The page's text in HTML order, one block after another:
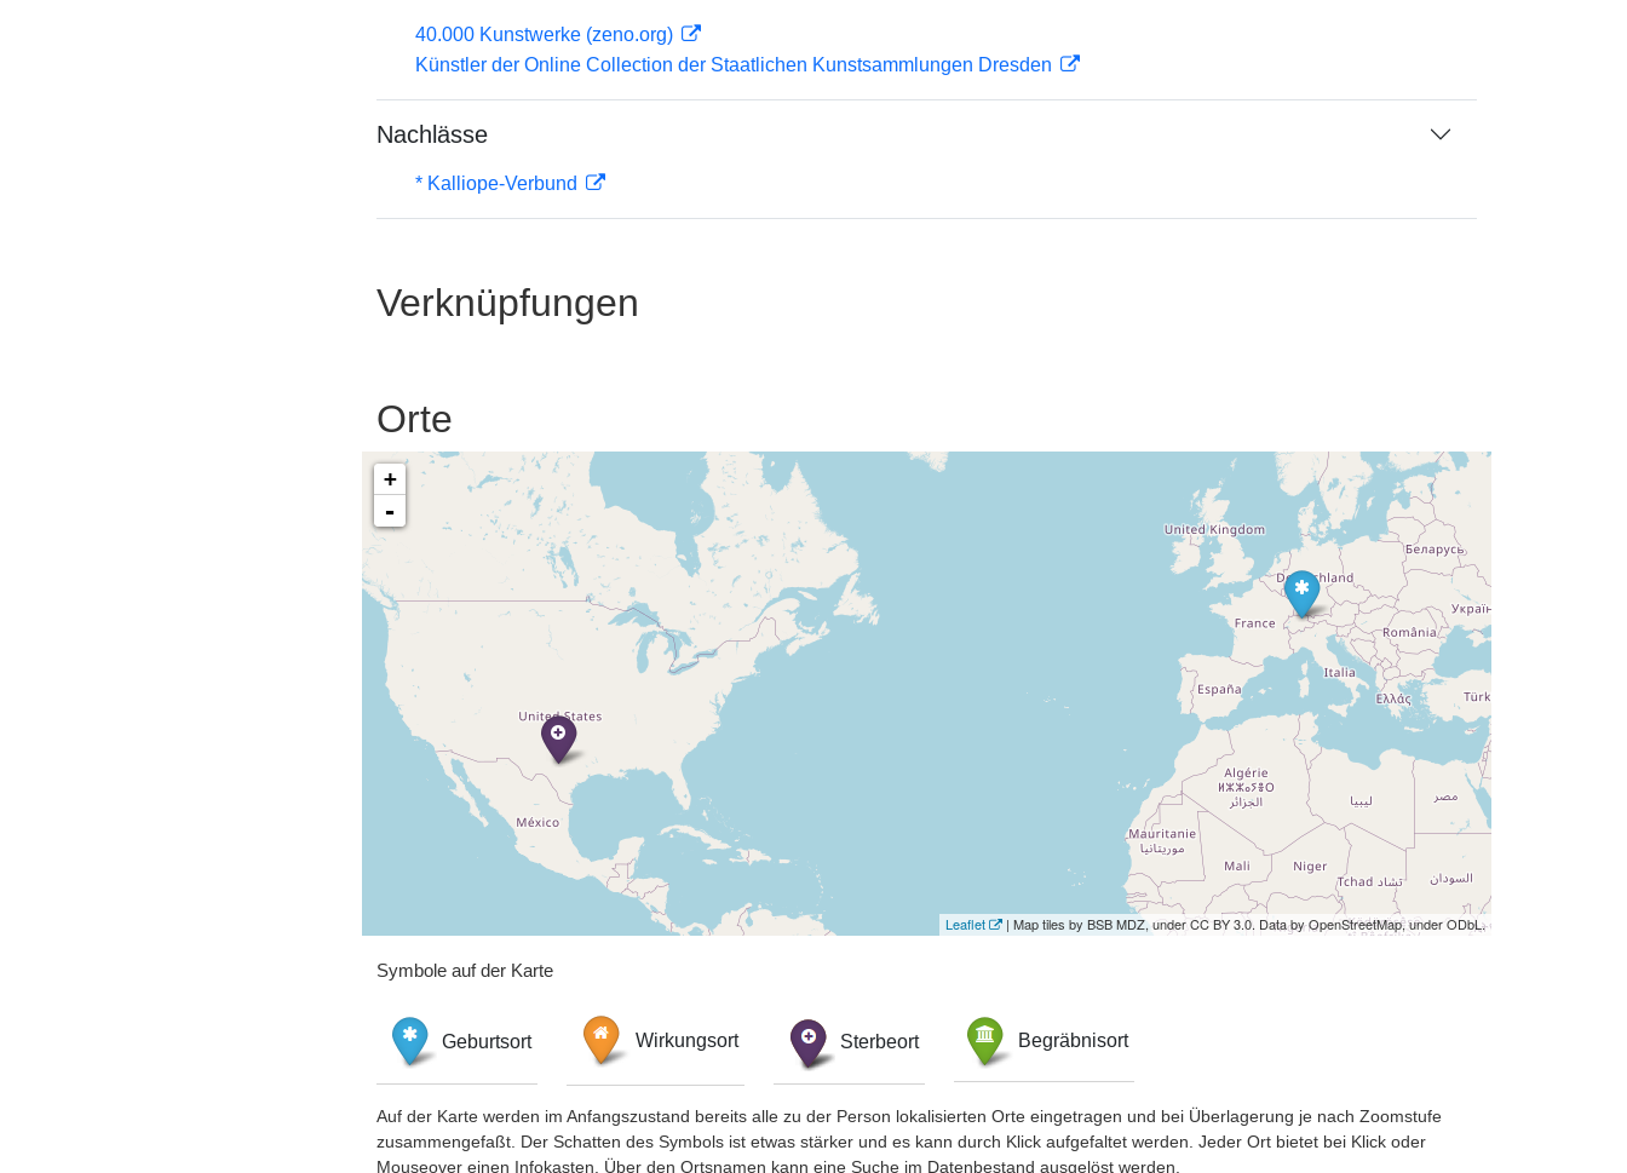
40.000 Kunstwerke (zeno.org)
Künstler der Online Collection der Staatlichen Kunstsammlungen Dresden
Nachlässe
* Kalliope-Verbund
Verknüpfungen
Orte
+
-
Leaflet | Map tiles by BSB MDZ, under CC BY 3.0. Data by OpenStreetMap, under ODbL.
Symbole auf der Karte
Geburtsort Wirkungsort Sterbeort Begräbnisort
Auf der Karte werden im Anfangszustand bereits alle zu der Person lokalisierten Orte eingetragen und bei Überlagerung je nach Zoomstufe
zusammengefaßt. Der Schatten des Symbols ist etwas stärker und es kann durch Klick aufgefaltet werden. Jeder Ort bietet bei Klick oder
Mouseover einen Infokasten. Über den Ortsnamen kann eine Suche im Datenbestand ausgelöst werden.